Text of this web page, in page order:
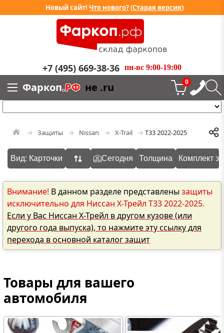
Новый сайт! Что нового?(Старая версия)
+7 (495) 669-38-36 пн-вс 9:00-19:00
Фаркоп.РФ не .ru 0
Защиты Nissan X-Trail T33 2022-2025
Вид: Карточки Сегодня Толщина Комплект
Внимание! В данном разделе представлены защиты
исключительно для Ниссан Х-Трейл T33 2022-2025.
Если у Вас Ниссан Х-Трейл в другом кузове (или
другого года выпуска), то нажмите эту ссылку для
перехода в основной каталог защит
Товары для вашего
автомобиля